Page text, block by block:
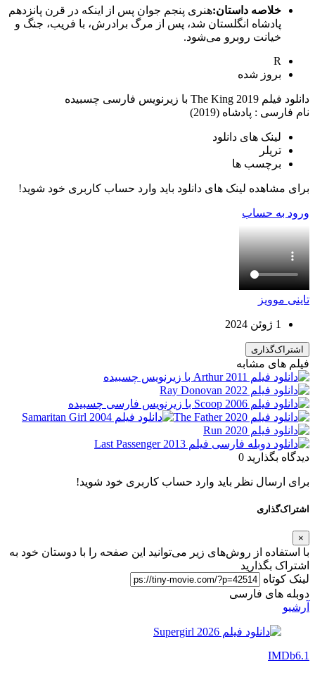
خلاصه داستان:هنری پنجم جوان پس از اینکه در قرن پانزدهم
پادشاه انگلستان شد، پس از مرگ برادرش، با فریب، جنگ و
خیانت روبرو می‌شود.
R
بروز‌ شده
دانلود فیلم The King 2019 با زیرنویس فارسی چسبیده
نام فارسی : پادشاه (2019)
لینک های دانلود
تریلر
برچسب ها
برای مشاهده لینک های دانلود باید وارد حساب کاربری خود شوید!
ورود به حساب
تاینی موویز
1 ژوئن 2024
اشتراک‌گذاری
فیلم های مشابه
دیدگاه بگذارید 0
برای ارسال نظر باید وارد حساب کاربری خود شوید!
اشتراک‌گذاری
×
با استفاده از روش‌های زیر می‌توانید این صفحه را با دوستان خود به
اشتراک بگذارید
لینک کوتاه
دوبله های فارسی
آرشیو
IMDb6.1